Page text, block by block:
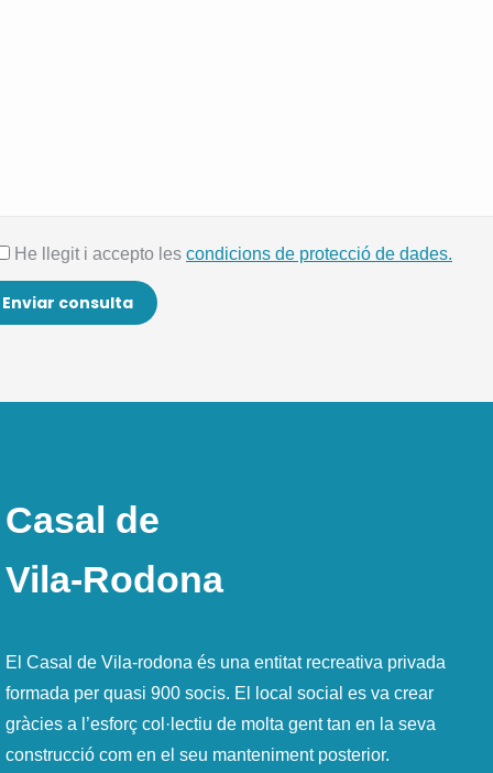
He llegit i accepto les condicions de protecció de dades.
Casal de
Vila-Rodona
El Casal de Vila-rodona és una entitat recreativa privada
formada per quasi 900 socis. El local social es va crear
gràcies a l’esforç col·lectiu de molta gent tan en la seva
construcció com en el seu manteniment posterior.